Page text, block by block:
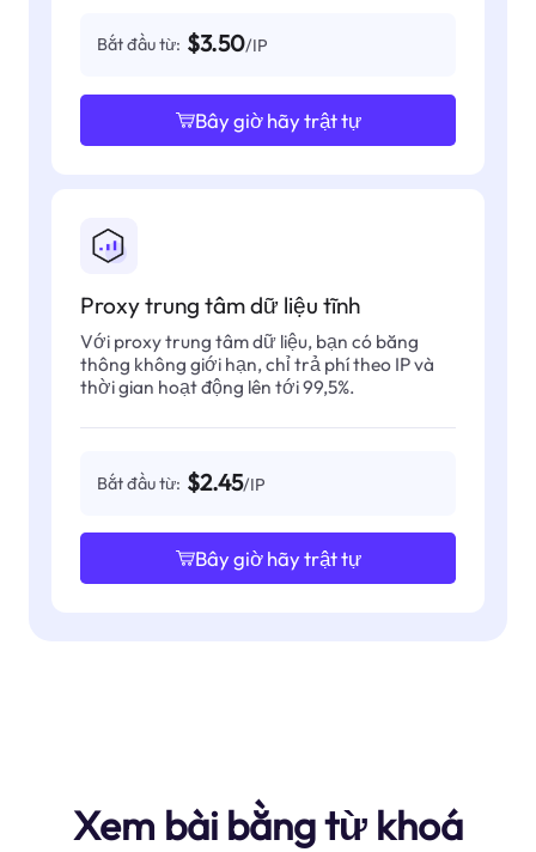
Bắt đầu từ: $3.50/IP
Bây giờ hãy trật tự
Proxy trung tâm dữ liệu tĩnh
Với proxy trung tâm dữ liệu, bạn có băng
thông không giới hạn, chỉ trả phí theo IP và
thời gian hoạt động lên tới 99,5%.
Bắt đầu từ: $2.45/IP
Bây giờ hãy trật tự
Xem bài bằng từ khoá